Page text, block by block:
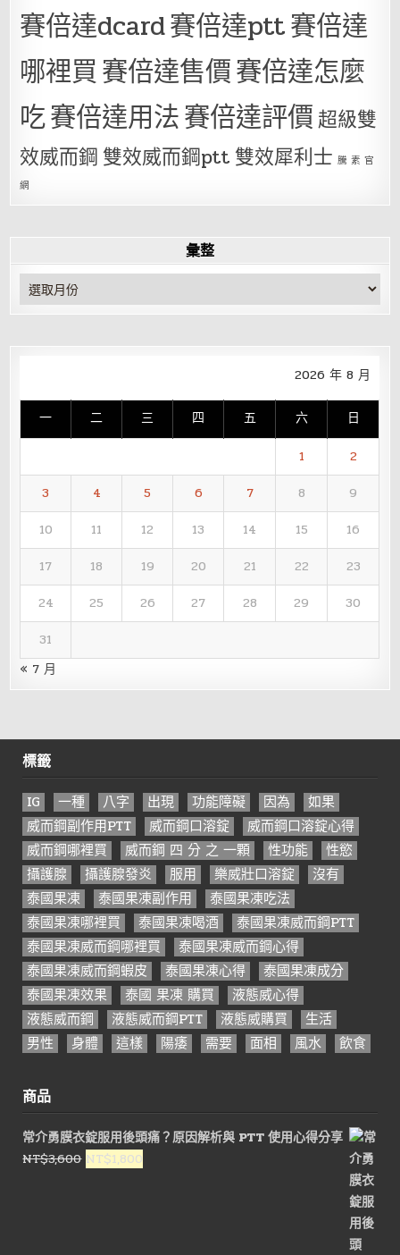
賽倍達dcard賽倍達ptt賽倍達
哪裡買賽倍達售價賽倍達怎麼
吃賽倍達用法賽倍達評價超級雙
效威而鋼 雙效威而鋼ptt 雙效犀利士 騰 素 官
網
彙整
彙
整
2026 年 8 月
一 二 三 四 五 六 日
1
2
3
4 5 6 7 8
9
10
11 12 13 14 15
16
17
18 19 20 21 22
23
24
25 26 27 28 29
30
31
« 7 月
標籤
IG 一種 八字 出現 功能障礙 因為
如果
威而鋼副作用PTT
威而鋼口溶錠
威而鋼口溶錠心得
威而鋼哪裡買
威而鋼 四 分 之 一顆 性功能
性慾
攝護腺
攝護腺發炎 服用 樂威壯口溶錠
沒有
泰國果凍
泰國果凍副作用
泰國果凍吃法
泰國果凍哪裡買
泰國果凍喝酒
泰國果凍威而鋼PTT
泰國果凍威而鋼哪裡買
泰國果凍威而鋼心得
泰國果凍威而鋼蝦皮
泰國果凍心得
泰國果凍成分
泰國果凍效果
泰國 果凍 購買
液態威心得
液態威而鋼
液態威而鋼PTT 液態威購買
生活
男性
身體 這樣 陽痿 需要 面相 風水 飲食
商品
常介勇膜衣錠服用後頭痛？原因解析與 PTT 使用心得分享
NT$3,600 原
NT$1,800